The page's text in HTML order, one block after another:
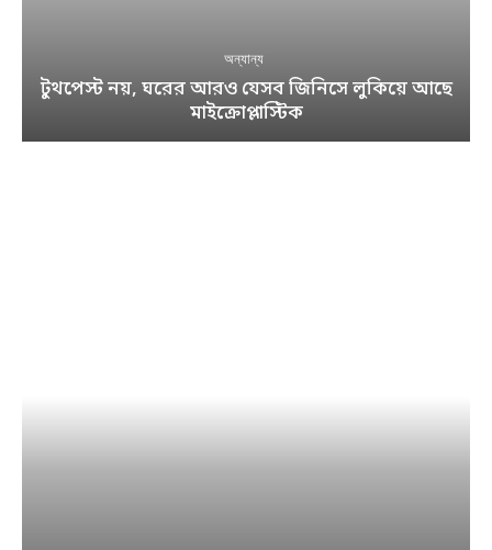
অন্যান্য
টুথপেস্ট নয়, ঘরের আরও যেসব জিনিসে লুকিয়ে আছে
মাইক্রোপ্লাস্টিক